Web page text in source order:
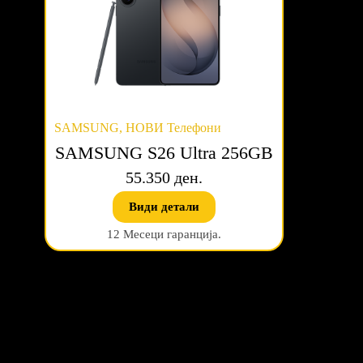
SAMSUNG, НОВИ Телефони
SAMSUNG S26 Ultra 256GB
55.350 ден.
Види детали
12 Месеци гаранција.